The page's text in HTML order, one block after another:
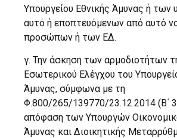
Υπουργείου Εθνικής Άμυνας ή των
αυτό ή εποπτευόμενων από αυτό
προσώπων ή των ΕΔ.
γ. Την άσκηση των αρμοδιοτήτων
Εσωτερικού Ελέγχου του
Άμυνας, σύμφωνα με τη
Φ.800/265/139770/23.12.2014 (Β΄
απόφαση των Υπουργών
Άμυνας και Διοικητικής